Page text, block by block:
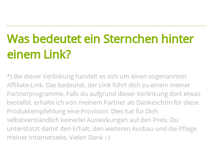
Was bedeutet ein Sternchen hinter
einem Link?
*) Bei dieser Verlinkung handelt es sich um einen sogenannten
Affiliate-Link. Das bedeutet, der Link führt dich zu einem meiner
Partnerprogramme. Falls du aufgrund dieser Verlinkung dort etwas
bestellst, erhalte ich von meinem Partner als Dankeschön für diese
Produktempfehlung eine Provision. Dies hat für Dich
selbstverständlich keinerlei Auswirkungen auf den Preis. Du
unterstützt damit den Erhalt, den weiteren Ausbau und die Pflege
meiner Internetseite. Vielen Dank :-)